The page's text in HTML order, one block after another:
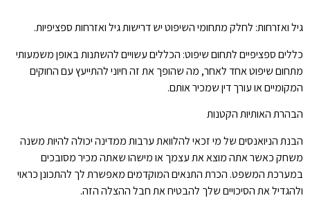
גיל ואזרחות: לחלק מתחומי השיפוט יש דרישות גיל ואזרחות ספציפיות.
כללים ספציפיים לתחום שיפוט: הכללים עשויים להשתנות באופן משמעותי
מתחום שיפוט אחד לאחר, מה שהופך את זה חיוני להתייעץ עם החוקים
המקומיים או עורך דין שמכיר אותם.
הבהרת האותיות הקטנות
הבנת הניואנסים של מי זכאי להלוואת ערבות ממדינה יכולה להיות משנה
משחק כאשר אתה מוצא את עצמך או מישהו שאתה מכיר מסובכים
במערכת המשפט. הכרת התנאים המוקדמים מאפשרת לך להתכונן כראוי
ולהגדיל את הסיכויים שלך להבטיח את חבל ההצלה הזה.